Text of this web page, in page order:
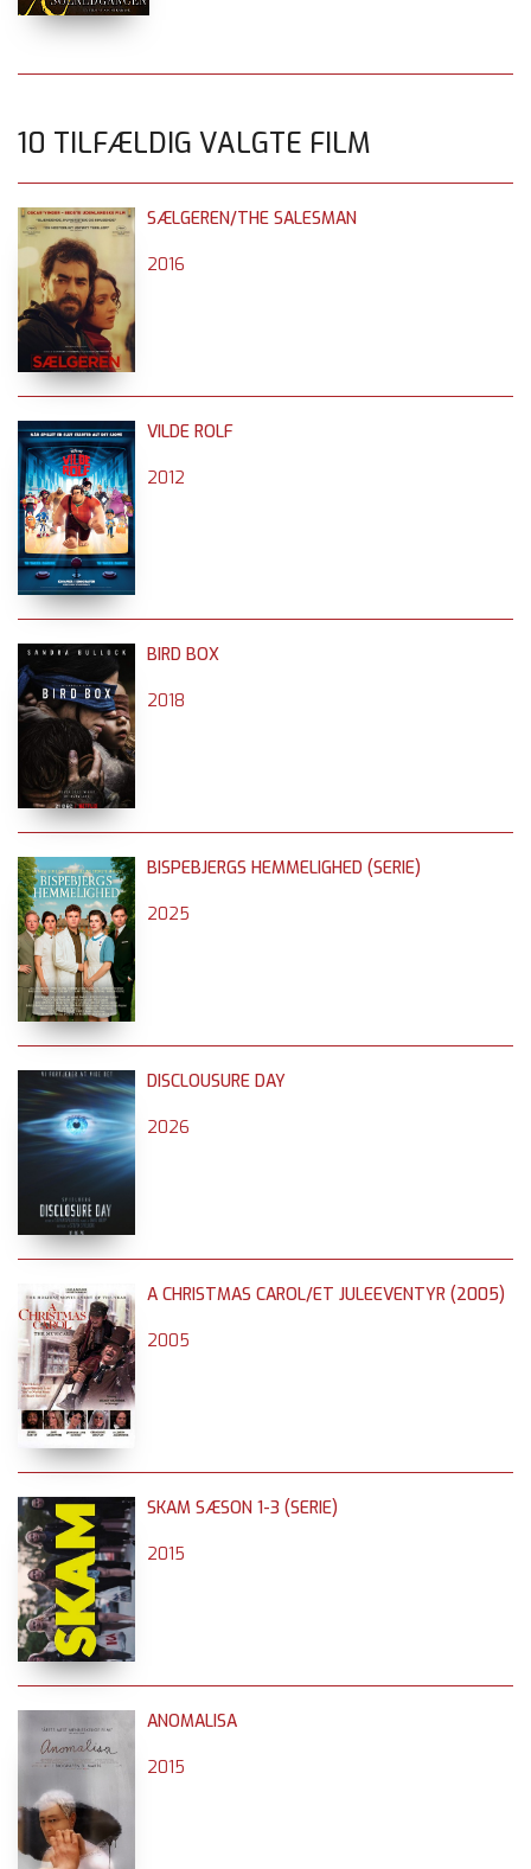
10 TILFÆLDIG VALGTE FILM
SÆLGEREN/THE SALESMAN
2016
VILDE ROLF
2012
BIRD BOX
2018
BISPEBJERGS HEMMELIGHED (SERIE)
2025
DISCLOUSURE DAY
2026
A CHRISTMAS CAROL/ET JULEEVENTYR (2005)
2005
SKAM SÆSON 1-3 (SERIE)
2015
ANOMALISA
2015